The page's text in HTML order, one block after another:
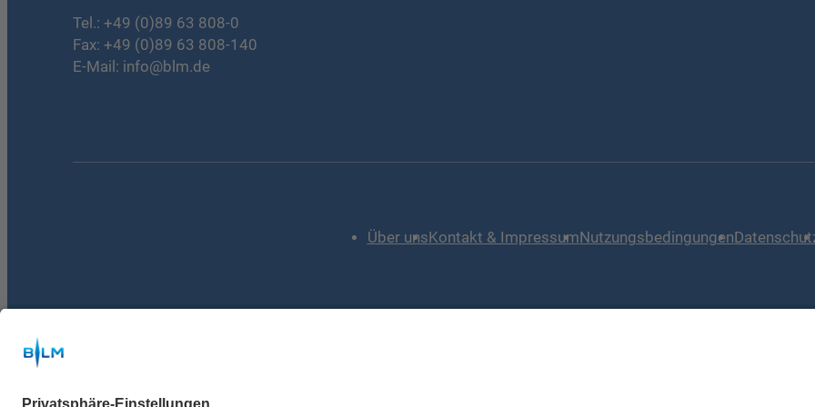
Tel.: +49 (0)89 63 808-0
Fax: +49 (0)89 63 808-140
E-Mail: info@blm.de
Über unsKontakt & ImpressumNutzungsbedingungen